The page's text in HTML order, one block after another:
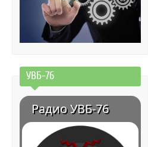
УВБ-76
Радио УВБ-76